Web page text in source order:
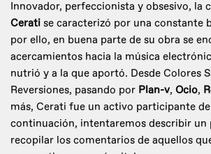
Innovador, perfeccionista y obsesivo, la
Cerati se caracterizó por una constante
por ello, en buena parte de su obra se
acercamientos hacia la música
nutrió y a la que aportó. Desde Colores
Reversiones, pasando por Plan-v, Ocio,
más, Cerati fue un activo participante
continuación, intentaremos describir un
recopilar los comentarios de aquellos